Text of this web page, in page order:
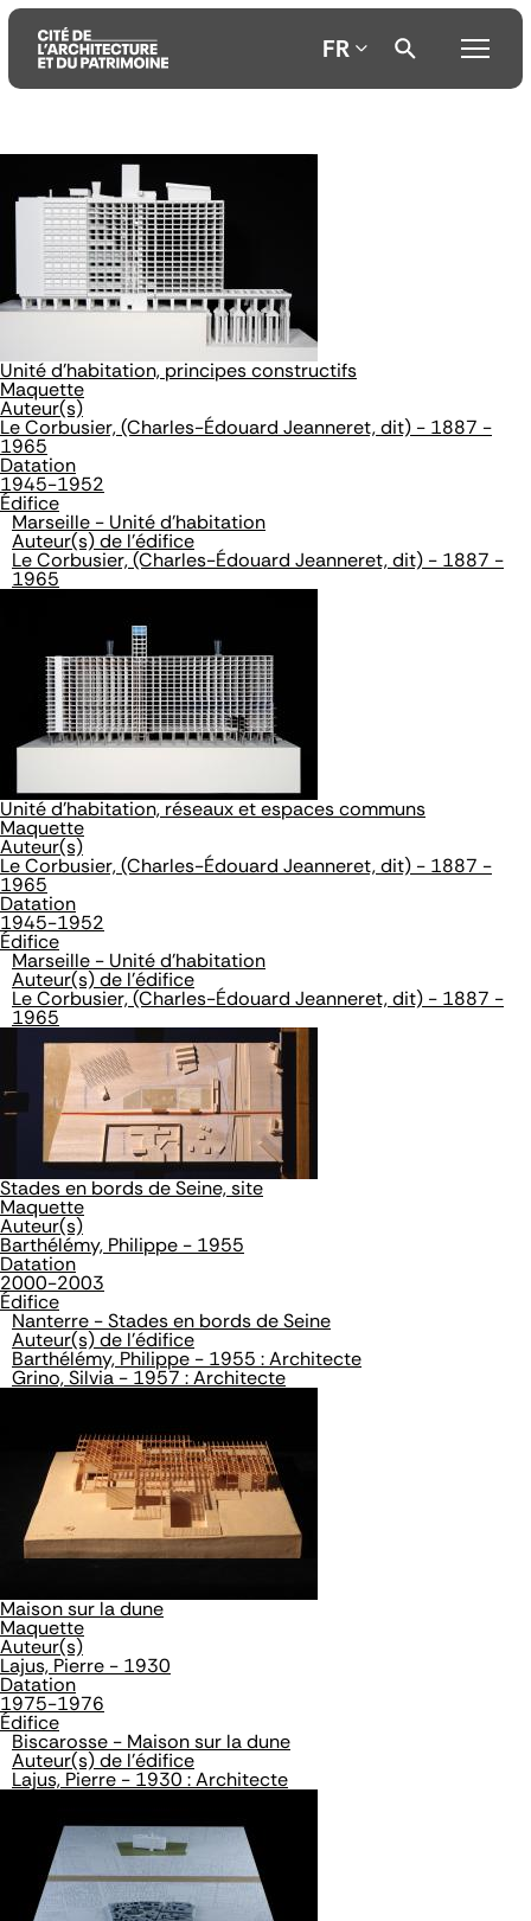
au
contenu
principal
au
menu
principal
recherche
FR
Unité d'habitation, principes constructifs
Maquette
Auteur(s)
Le Corbusier, (Charles-Édouard Jeanneret, dit) - 1887 -
1965
Datation
1945-1952
Édifice
Marseille - Unité d'habitation
Auteur(s) de l'édifice
Le Corbusier, (Charles-Édouard Jeanneret, dit) - 1887 -
1965
Unité d'habitation, réseaux et espaces communs
Maquette
Auteur(s)
Le Corbusier, (Charles-Édouard Jeanneret, dit) - 1887 -
1965
Datation
1945-1952
Édifice
Marseille - Unité d'habitation
Auteur(s) de l'édifice
Le Corbusier, (Charles-Édouard Jeanneret, dit) - 1887 -
1965
Stades en bords de Seine, site
Maquette
Auteur(s)
Barthélémy, Philippe - 1955
Datation
2000-2003
Édifice
Nanterre - Stades en bords de Seine
Auteur(s) de l'édifice
Barthélémy, Philippe - 1955 : Architecte
Grino, Silvia - 1957 : Architecte
Maison sur la dune
Maquette
Auteur(s)
Lajus, Pierre - 1930
Datation
1975-1976
Édifice
Biscarosse - Maison sur la dune
Auteur(s) de l'édifice
Lajus, Pierre - 1930 : Architecte